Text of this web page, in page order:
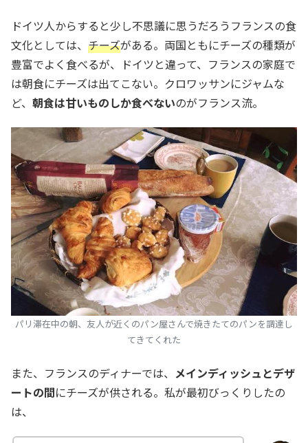
ドイツ人からすると少し不思議に思うだろうフランスの食
文化としては、 チーズがある。両国ともにチーズの種類が
豊富でよく食べるが、ドイツと違って、フランスの家庭で
は朝食にチーズは出てこない。クロワッサンにジャムな
ど、 朝食は甘いものしか食べないのがフランス流。
パリ滞在中の朝、友人が近くのパン屋さんで焼きたてのパンを調達し
てきてくれた
また、フランスのディナーでは、 メインディッシュとデザ
ートの間にチーズが供される。私が最初びっくりしたの
は、